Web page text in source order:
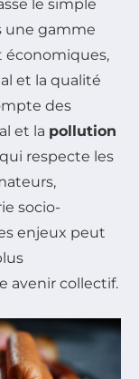
le simple
une gamme
économiques,
et la qualité
des
et la pollution
respecte les
socio-
enjeux peut
avenir collectif.